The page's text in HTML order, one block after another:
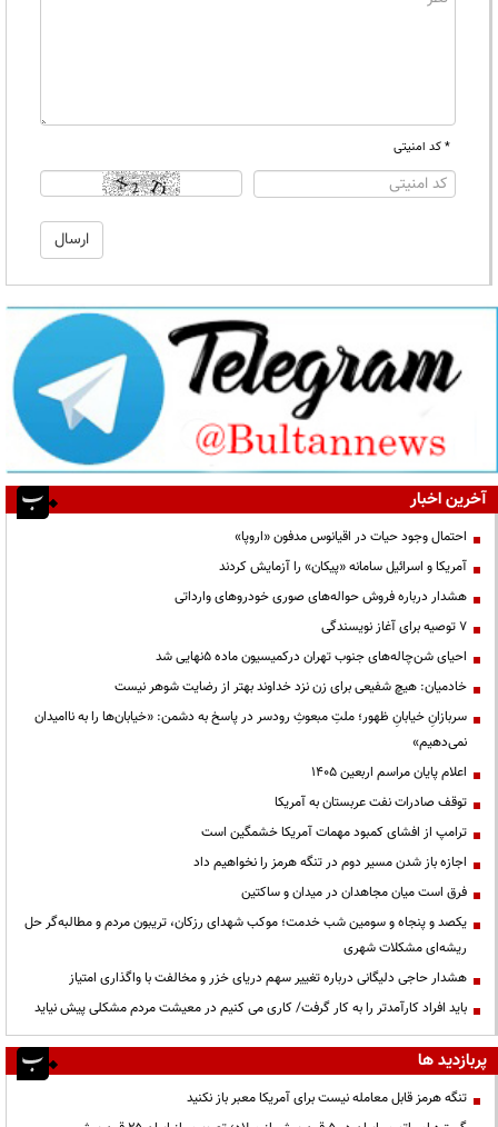
* کد امنیتی
آخرین اخبار
احتمال وجود حیات در اقیانوس مدفون «اروپا»
آمریکا و اسرائیل سامانه «پیکان» را آزمایش کردند
هشدار درباره فروش حواله‌های صوری خودروهای وارداتی
۷ توصیه برای آغاز نویسندگی
احیای شن‌چاله‌های جنوب تهران درکمیسیون ماده ۵نهایی شد
خادمیان: هیچ شفیعی برای زن نزد خداوند بهتر از رضایت شوهر نیست
سربازانِ خیابانِ ظهور؛ ملتِ مبعوثِ رودسر در پاسخ به دشمن: «خیابان‌ها را به ناامیدان
نمی‌دهیم»
اعلام پایان مراسم اربعین ۱۴۰۵
توقف صادرات نفت عربستان به آمریکا
ترامپ از افشای کمبود مهمات آمریکا خشمگین است
اجازه باز شدن مسیر دوم در تنگه هرمز را نخواهیم داد
فرق است میان مجاهدان در میدان و ساکتین
یکصد و پنجاه و سومین شب خدمت؛ موکب شهدای رزکان، تریبون مردم و مطالبه‌گر حل
ریشه‌ای مشکلات شهری
هشدار حاجی دلیگانی درباره تغییر سهم دریای خزر و مخالفت با واگذاری امتیاز
باید افراد کارآمدتر را به کار گرفت/ کاری می کنیم در معیشت مردم مشکلی پیش نیاید
پربازدید ها
تنگه هرمز قابل معامله نیست برای آمریکا معبر باز نکنید